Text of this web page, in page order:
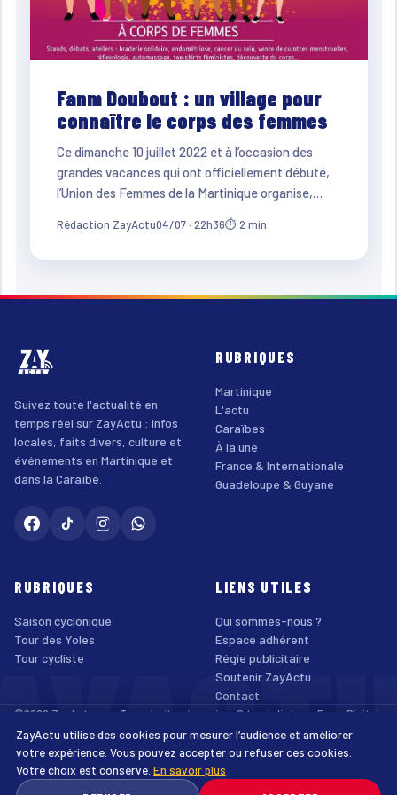
Fanm Doubout : un village pour
connaître le corps des femmes
Ce dimanche 10 juillet 2022 et à l’occasion des
grandes vacances qui ont officiellement débuté,
l’Union des Femmes de la Martinique organise,…
Rédaction ZayActu04/07 · 22h36⏱ 2 min
Suivez toute l'actualité en
temps réel sur ZayActu : infos
locales, faits divers, culture et
événements en Martinique et
dans la Caraïbe.
RUBRIQUES
Martinique
L'actu
Caraïbes
À la une
France & Internationale
Guadeloupe & Guyane
RUBRIQUES
Saison cyclonique
Tour des Yoles
Tour cycliste
LIENS UTILES
Qui sommes-nous ?
Espace adhérent
Régie publicitaire
Soutenir ZayActu
Contact
©2026 ZayActu.org. Tous droits réservés. · Site réalisé par Enjoy Digital
Agency
Mentions légales
Confidentialité Cookies Accessibilité
ZayActu utilise des cookies pour mesurer l’audience et améliorer
votre expérience. Vous pouvez accepter ou refuser ces cookies.
Votre choix est conservé. En savoir plus